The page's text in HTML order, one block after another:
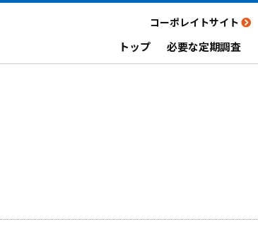
コーポレイトサイト
トップ 必要な定期調査